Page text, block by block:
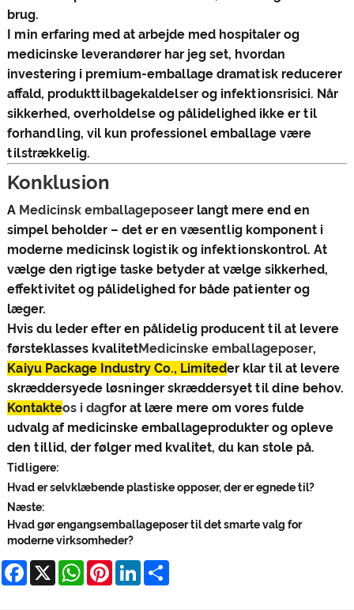
brug.
I min erfaring med at arbejde med hospitaler og
medicinske leverandører har jeg set, hvordan
investering i premium-emballage dramatisk reducerer
affald, produkttilbagekaldelser og infektionsrisici. Når
sikkerhed, overholdelse og pålidelighed ikke er til
forhandling, vil kun professionel emballage være
tilstrækkelig.
Konklusion
A Medicinsk emballageposeer langt mere end en
simpel beholder – det er en væsentlig komponent i
moderne medicinsk logistik og infektionskontrol. At
vælge den rigtige taske betyder at vælge sikkerhed,
effektivitet og pålidelighed for både patienter og
læger.
Hvis du leder efter en pålidelig producent til at levere
førsteklasses kvalitetMedicinske emballageposer,
Kaiyu Package Industry Co., Limiteder klar til at levere
skræddersyede løsninger skræddersyet til dine behov.
Kontakteos i dagfor at lære mere om vores fulde
udvalg af medicinske emballageprodukter og opleve
den tillid, der følger med kvalitet, du kan stole på.
Tidligere:
Hvad er selvklæbende plastiske opposer, der er egnede til?
Næste:
Hvad gør engangsemballageposer til det smarte valg for
moderne virksomheder?
Facebook
X WhatsApp
PinterestLinkedIn